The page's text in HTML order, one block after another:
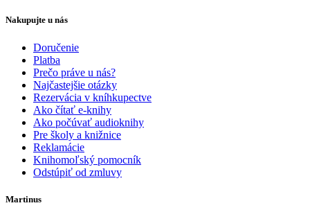
Nakupujte u nás
Doručenie
Platba
Prečo práve u nás?
Najčastejšie otázky
Rezervácia v kníhkupectve
Ako čítať e-knihy
Ako počúvať audioknihy
Pre školy a knižnice
Reklamácie
Knihomoľský pomocník
Odstúpiť od zmluvy
Martinus